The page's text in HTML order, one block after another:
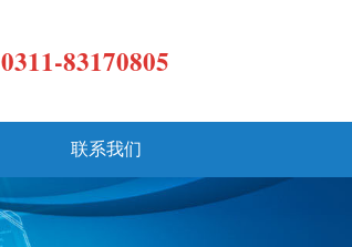
0311-83170805
联系我们